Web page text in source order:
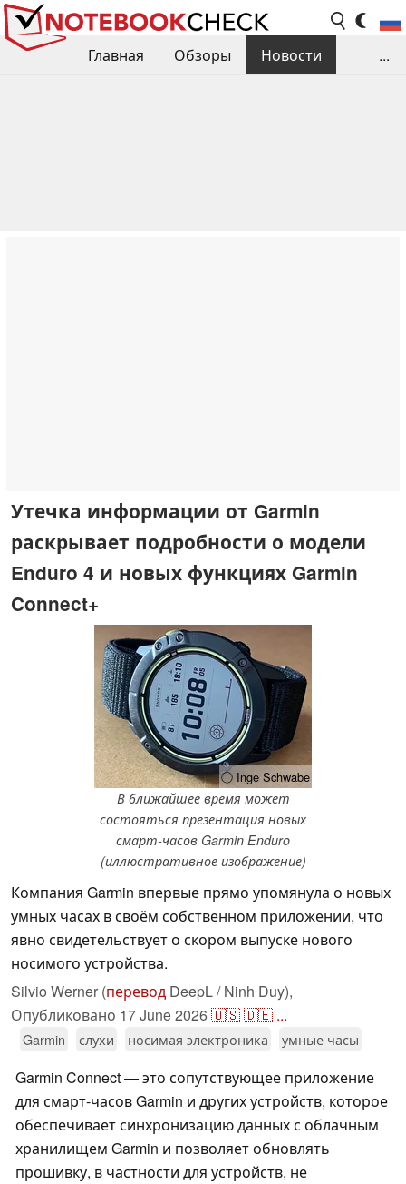
Главная Обзоры
Новости
...
Утечка информации от Garmin
раскрывает подробности о модели
Enduro 4 и новых функциях Garmin
Connect+
ⓘ Inge Schwabe
В ближайшее время может
состояться презентация новых
смарт-часов Garmin Enduro
(иллюстративное изображение)
Компания Garmin впервые прямо упомянула о новых
умных часах в своём собственном приложении, что
явно свидетельствует о скором выпуске нового
носимого устройства.
Silvio Werner (перевод DeepL / Ninh Duy),
Опубликовано 17 June 2026🇺🇸🇩🇪 ...
Garmin слухи носимая электроника умные часы
Garmin Connect — это сопутствующее приложение
для смарт-часов Garmin и других устройств, которое
обеспечивает синхронизацию данных с облачным
хранилищем Garmin и позволяет обновлять
прошивку, в частности для устройств, не